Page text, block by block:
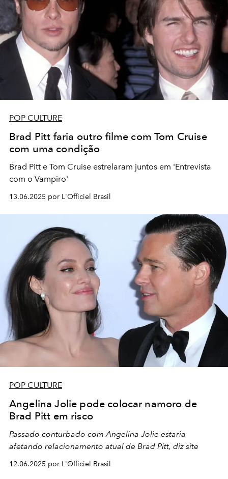
POP CULTURE
Brad Pitt faria outro filme com Tom Cruise
com uma condição
Brad Pitt e Tom Cruise estrelaram juntos em 'Entrevista
com o Vampiro'
13.06.2025 por L'Officiel Brasil
POP CULTURE
Angelina Jolie pode colocar namoro de
Brad Pitt em risco
Passado conturbado com Angelina Jolie estaria
afetando relacionamento atual de Brad Pitt, diz site
12.06.2025 por L'Officiel Brasil